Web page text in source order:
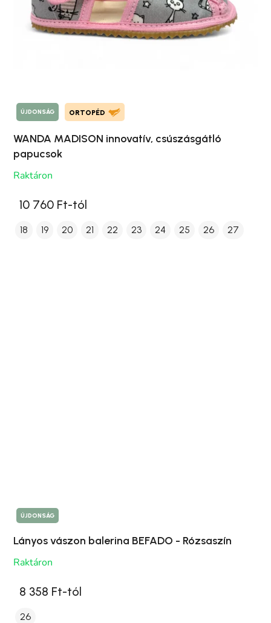
ÚJDONSÁG ORTOPÉD
WANDA MADISON innovatív, csúszásgátló
papucsok
Raktáron
10 760 Ft-tól
18 19 20 21 22 23 24 25 26 27
ÚJDONSÁG
Lányos vászon balerina BEFADO - Rózsaszín
Raktáron
8 358 Ft-tól
26